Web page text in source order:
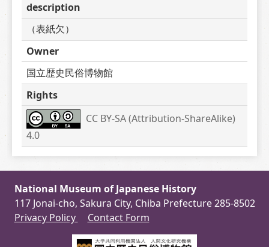
description
（表紙欠）
Owner
国立歴史民俗博物館
Rights
CC BY-SA (Attribution-ShareAlike)
4.0
National Museum of Japanese History
117 Jonai-cho, Sakura City, Chiba Prefecture 285-8502
Privacy Policy
Contact Form